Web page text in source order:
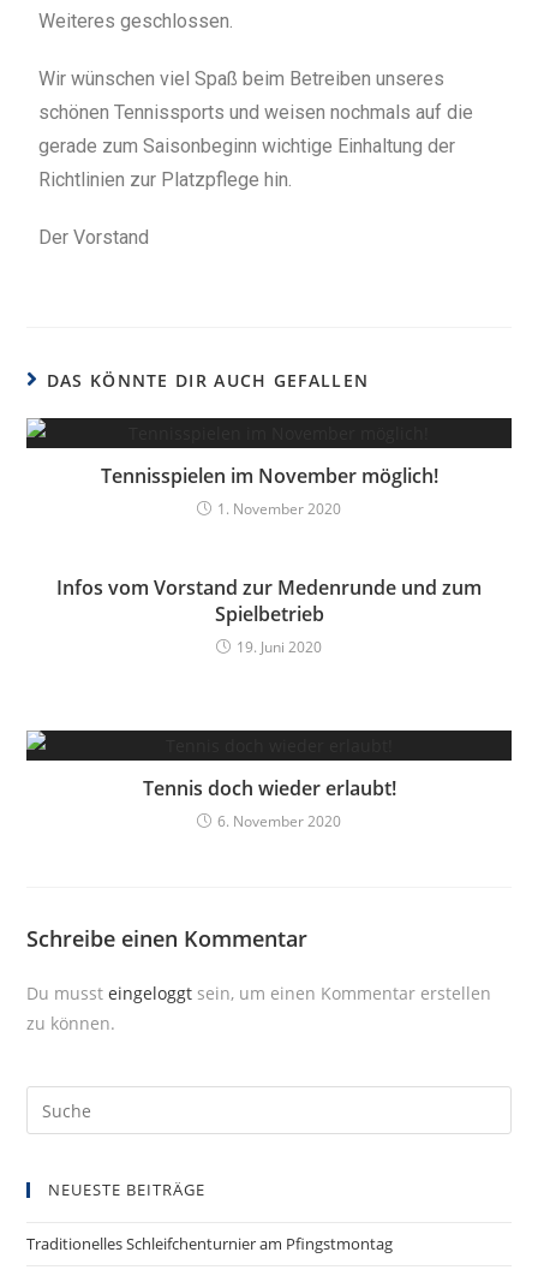
Weiteres geschlossen.
Wir wünschen viel Spaß beim Betreiben unseres
schönen Tennissports und weisen nochmals auf die
gerade zum Saisonbeginn wichtige Einhaltung der
Richtlinien zur Platzpflege hin.
Der Vorstand
DAS KÖNNTE DIR AUCH GEFALLEN
Tennisspielen im November möglich!
1. November 2020
Infos vom Vorstand zur Medenrunde und zum
Spielbetrieb
19. Juni 2020
Tennis doch wieder erlaubt!
6. November 2020
Schreibe einen Kommentar
Du mussteingeloggt sein, um einen Kommentar erstellen
zu können.
NEUESTE BEITRÄGE
Traditionelles Schleifchenturnier am Pfingstmontag